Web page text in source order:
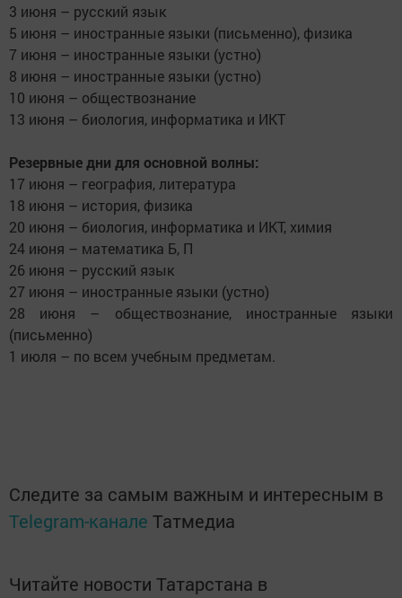
3 июня – русский язык
5 июня – иностранные языки (письменно), физика
7 июня – иностранные языки (устно)
8 июня – иностранные языки (устно)
10 июня – обществознание
13 июня – биология, информатика и ИКТ
Резервные дни для основной волны:
17 июня – география, литература
18 июня – история, физика
20 июня – биология, информатика и ИКТ, химия
24 июня – математика Б, П
26 июня – русский язык
27 июня – иностранные языки (устно)
28 июня – обществознание, иностранные языки
(письменно)
1 июля – по всем учебным предметам.
Следите за самым важным и интересным в
Telegram-канале Татмедиа
Читайте новости Татарстана в